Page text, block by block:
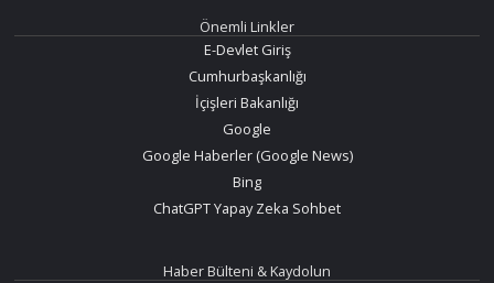
Önemli Linkler
E-Devlet Giriş
Cumhurbaşkanlığı
İçişleri Bakanlığı
Google
Google Haberler (Google News)
Bing
ChatGPT Yapay Zeka Sohbet
Haber Bülteni & Kaydolun